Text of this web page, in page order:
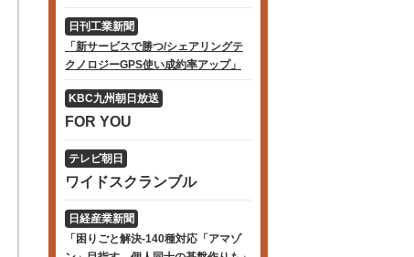
日刊工業新聞
「新サービスで勝つ/シェアリングテ
クノロジーGPS使い成約率アップ」
KBC九州朝日放送
FOR YOU
テレビ朝日
ワイドスクランブル
日経産業新聞
「困りごと解決-140種対応「アマゾ